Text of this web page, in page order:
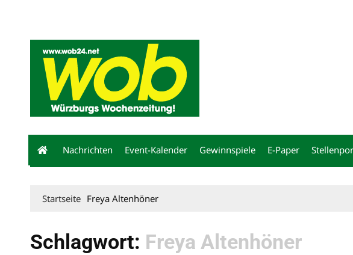
Nachrichten Event-Kalender Gewinnspiele E-Paper
Startseite Freya Altenhöner
Schlagwort: Freya Altenhöner